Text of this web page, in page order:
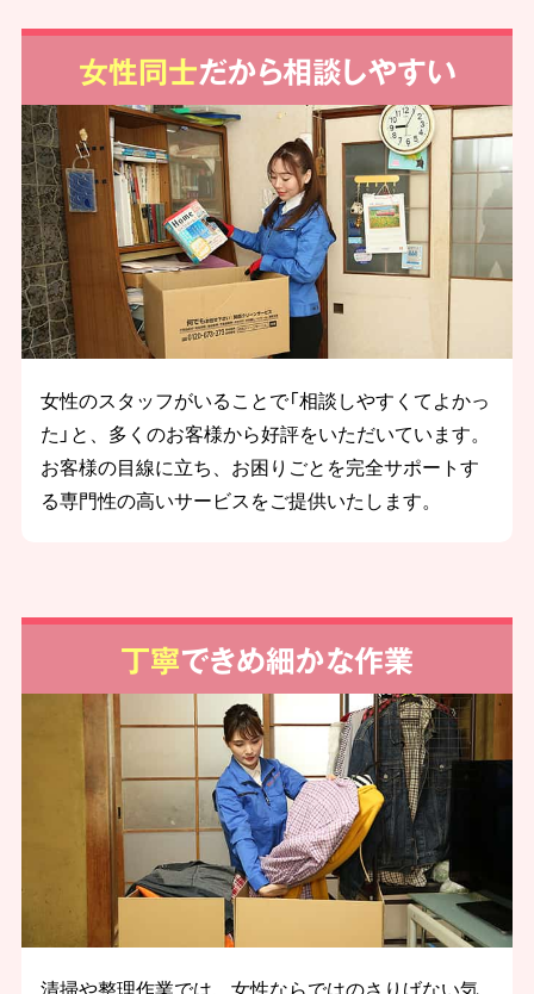
女性同士だから相談しやすい
女性のスタッフがいることで「相談しやすくてよかっ
た」と、多くのお客様から好評をいただいています。
お客様の目線に立ち、お困りごとを完全サポートす
る専門性の高いサービスをご提供いたします。
丁寧できめ細かな作業
清掃や整理作業では、女性ならではのさりげない気